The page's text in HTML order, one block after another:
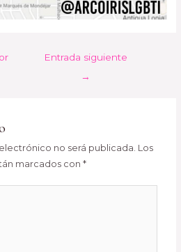
Entrada siguiente
→
no será publicada. Los
marcados con*